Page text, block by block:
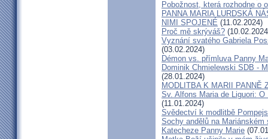
Pobožnost, která rozhodne o
PANNA MARIA LURDSKÁ
NIMI SPOJENÉ (11.02.2024)
Proč mě skrýváš?
Vyznání svatého Gabriela
(03.02.2024)
Démon vs. přímluva Panny
Dominik Chmielewski SDB -
(28.01.2024)
MODLITBA K MARII PANNĚ
Sv. Alfons Maria de Liguori:
(11.01.2024)
Svědectví k modlitbě
Sochy andělů na Mariánském
Katecheze Panny Marie